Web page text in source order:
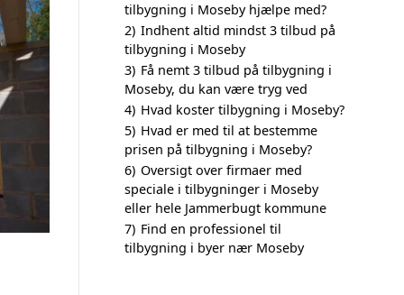
tilbygning i Moseby hjælpe med?
2) Indhent altid mindst 3 tilbud på
tilbygning i Moseby
3) Få nemt 3 tilbud på tilbygning i
Moseby, du kan være tryg ved
4) Hvad koster tilbygning i Moseby?
5) Hvad er med til at bestemme
prisen på tilbygning i Moseby?
6) Oversigt over firmaer med
speciale i tilbygninger i Moseby
eller hele Jammerbugt kommune
7) Find en professionel til
tilbygning i byer nær Moseby